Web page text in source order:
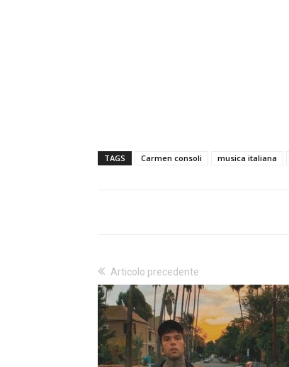
TAGS Carmen consoli musica italiana
Articolo precedente